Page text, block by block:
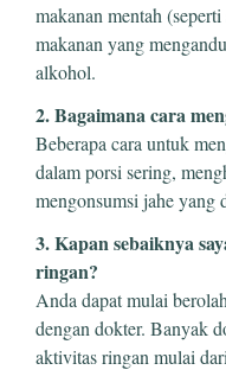
makanan mentah
makanan yang
alkohol.
2. Bagaimana cara
Beberapa cara untuk
dalam porsi sering,
mengonsumsi jahe yang
3. Kapan sebaiknya
ringan?
Anda dapat mulai
dengan dokter. Banyak
aktivitas ringan mulai